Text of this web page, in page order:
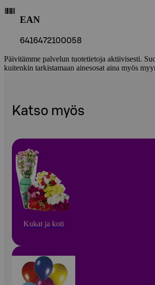
EAN
6416472100058
Päivitämme palvelun tuotetietoja aktiivisesti.
kuitenkin tarkistamaan ainesosat aina myös
Katso myös
Kukat ja koti